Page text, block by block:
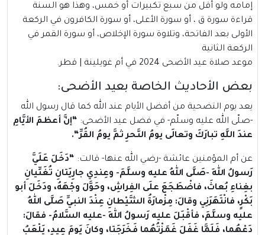
إمامه ولو أقل من سبع تكبيرات أو خمس، وهذا هو السنة
قراءة سورة ق ، أو سورة الأعلى، أو سورة الكافرون في الركعة
الأولى بعد الفاتحة، وتلاوة سورة الإخلاص، أو سورة القمر في
الركعة الثانية
موعد صلاة عيد الأضحى 2024 في أم غويلينة | قطر.
بعض الأحاديث الخاصة بعيد الأضحى:
يعد يوم التضحية من أفضل الأيام عند الله كما قال رسول الله
-صلّى الله عليه وسلّم- في فضل عيد الأضحى: “إنَّ أعظمَ الأيَّامِ
عندَ اللَّهِ تبارَكَ وتعالَى يومُ النَّحرِ ثمَّ يومُ القُرِّ“.
عن أم المؤمنين عائشة -رضي الله عنها- قالت: “دَخَلَ عَلَيَّ
رَسولُ اللهِ -صَلَّى اللهُ عليه وسلَّمَ- وعِندِي جارِيَتانِ تُغَنِّيانِ
بغِناءِ بُعاثَ، فاضْطَجَعَ علَى الفِراشِ، وحَوَّلَ وجْهَهُ، ودَخَلَ أبو
بَكْرٍ، فانْتَهَرَنِي وقالَ: مِزْمارَةُ الشَّيْطانِ عِنْدَ النبيِّ صَلَّى اللهُ
عليه وسلَّمَ، فأقْبَلَ عليه رَسولُ اللهِ -عليه السَّلامُ- فقالَ:
دَعْهُما، فَلَمَّا غَفَلَ غَمَزْتُهُما فَخَرَجَتا، وكانَ يَومَ عِيدٍ، يَلْعَبُ